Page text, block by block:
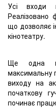
Усі входи
Реалізовано
що дозволяє
кінотеатру.
Ще одна
максимальну
виходу на
початкову
починає